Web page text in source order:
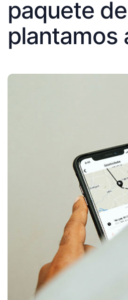
paquete
plantamos